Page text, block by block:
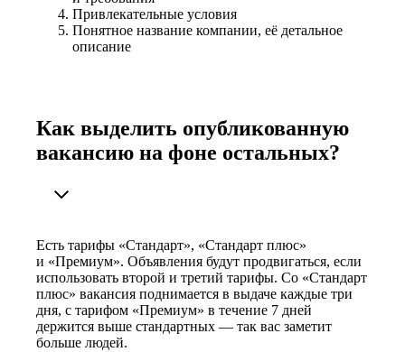
Привлекательные условия
Понятное название компании, её детальное
описание
Как выделить опубликованную
вакансию на фоне остальных?
Есть тарифы «Стандарт», «Стандарт плюс»
и «Премиум». Объявления будут продвигаться, если
использовать второй и третий тарифы. Со «Стандарт
плюс» вакансия поднимается в выдаче каждые три
дня, с тарифом «Премиум» в течение 7 дней
держится выше стандартных — так вас заметит
больше людей.